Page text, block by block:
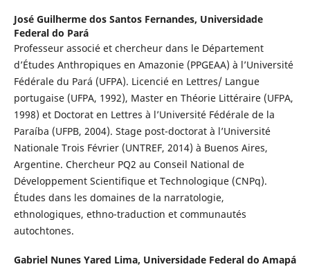
José Guilherme dos Santos Fernandes, Universidade
Federal do Pará
Professeur associé et chercheur dans le Département
d’Études Anthropiques en Amazonie (PPGEAA) à l’Université
Fédérale du Pará (UFPA). Licencié en Lettres/ Langue
portugaise (UFPA, 1992), Master en Théorie Littéraire (UFPA,
1998) et Doctorat en Lettres à l’Université Fédérale de la
Paraíba (UFPB, 2004). Stage post-doctorat à l’Université
Nationale Trois Février (UNTREF, 2014) à Buenos Aires,
Argentine. Chercheur PQ2 au Conseil National de
Développement Scientifique et Technologique (CNPq).
Études dans les domaines de la narratologie,
ethnologiques, ethno-traduction et communautés
autochtones.
Gabriel Nunes Yared Lima, Universidade Federal do Amapá